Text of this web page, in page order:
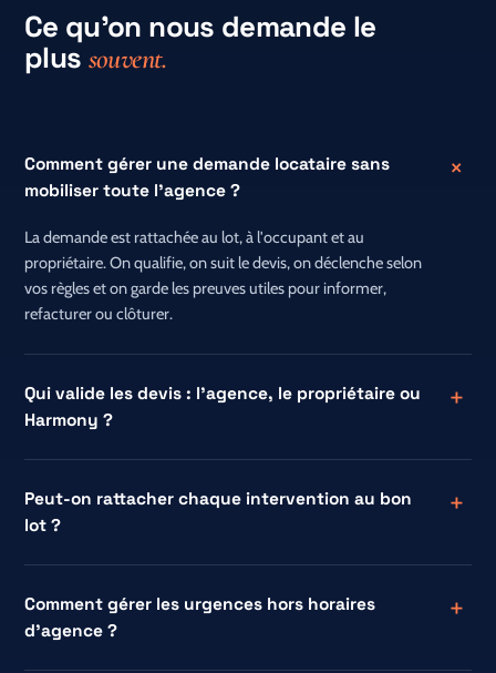
Ce qu'on nous demande le
plus souvent.
Comment gérer une demande locataire sans
mobiliser toute l'agence ?
La demande est rattachée au lot, à l'occupant et au
propriétaire. On qualifie, on suit le devis, on déclenche selon
vos règles et on garde les preuves utiles pour informer,
refacturer ou clôturer.
Qui valide les devis : l'agence, le propriétaire ou
Harmony ?
Peut-on rattacher chaque intervention au bon
lot ?
Comment gérer les urgences hors horaires
d'agence ?